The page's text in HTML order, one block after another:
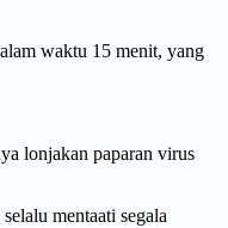
waktu 15 menit, yang
lonjakan paparan virus
mentaati segala